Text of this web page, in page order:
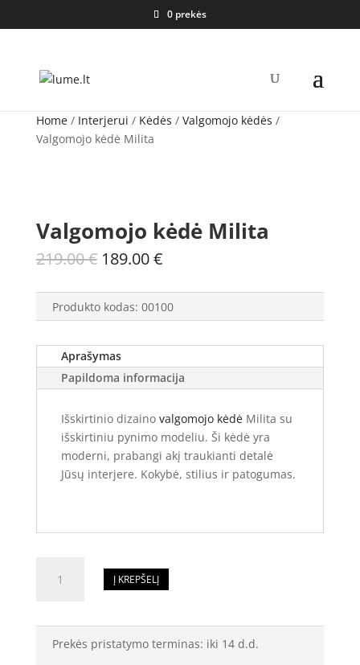
0 prekės
Home/ Interjerui / Kėdės / Valgomojo kėdės /
Valgomojo kėdė Milita
Valgomojo kėdė Milita
219.00€ Original
was:
219.00 €.
189.00€Current
is:
189.00 €.
Produkto kodas: 00100
Aprašymas
Papildoma informacija
Išskirtinio dizaino valgomojo kėdėMilita su
išskirtiniu pynimo modeliu. Ši kėdė yra
moderni, prabangi akį traukianti detalė
Jūsų interjere. Kokybė, stilius ir patogumas.
kiekis:
Milita
Į KREPŠELĮ
Prekės pristatymo terminas: iki 14 d.d.